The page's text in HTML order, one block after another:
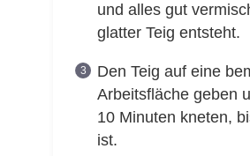
und alles gut
glatter Teig entsteht.
Den Teig auf eine
Arbeitsfläche geben
10 Minuten kneten,
ist.